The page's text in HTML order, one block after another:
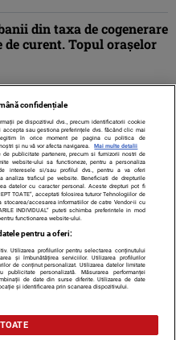
din taxa de cogenerare
curent. Topul oraşelor
Termeni și condiții
Nici o instituţie sau persoană
monitorizare) nu poate reproduce
de Drepturi de Autor.
confidențiale
pe dispozitivul dvs., precum identificatorii cookie
accepta sau gestiona preferințele dvs. făcând clic mai
în orice moment pe pagina cu politica de
și nu vă vor afecta navigarea.
Mai multe detalii
publicitate partenere, precum si furnizorii nostri de
website-ului sa functioneze, pentru a personaliza
interesele si/sau profilul dvs., pentru a va oferi
analiza traficul pe website. Beneficiati de drepturile
datelor cu caracter personal. Aceste drepturi pot fi
TOATE”, acceptati folosirea tuturor Tehnologiilor de
accesarea informatiilor de catre Vendor-ii cu
INDIVIDUAL” puteti schimba preferintele in mod
functionarea website-ului.
pentru a oferi:
Utilizarea profilurilor pentru selectarea conținutului
și îmbunătățirea serviciilor. Utilizarea profilurilor
de conținut personalizat. Utilizarea datelor limitate
personalizată. Măsurarea performanței
de date din surse diferite. Utilizarea de date
și identificarea prin scanarea dispozitivului.